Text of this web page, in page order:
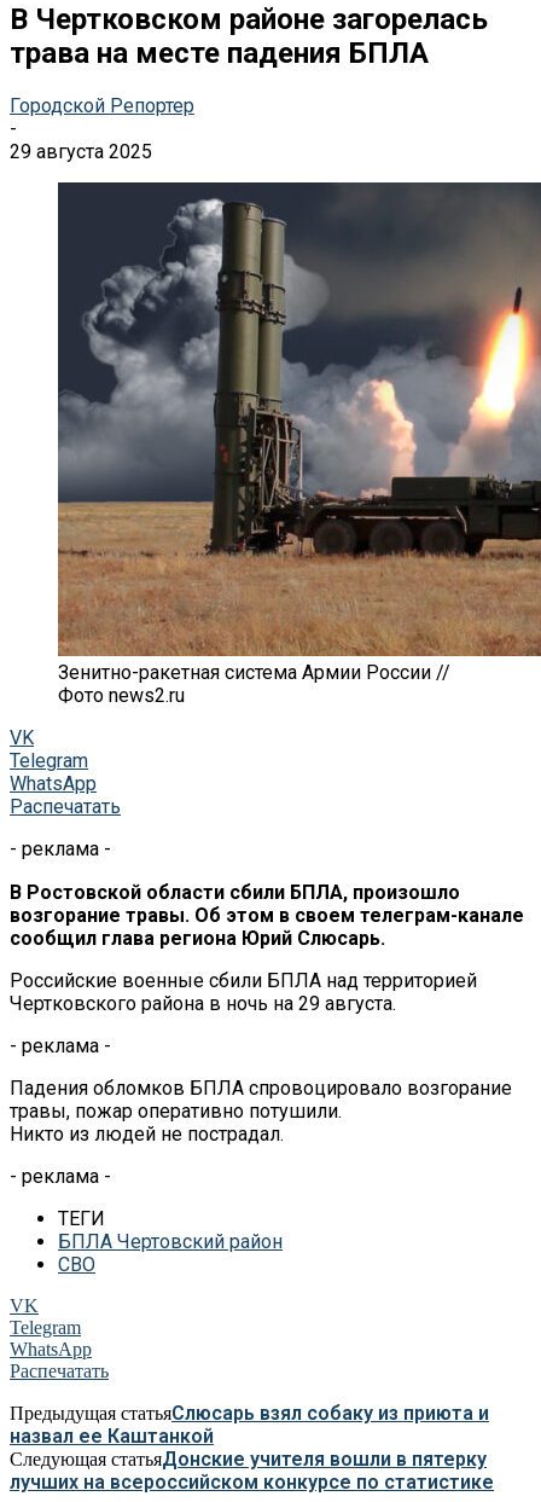
В Чертковском районе загорелась
трава на месте падения БПЛА
Городской Репортер
-
29 августа 2025
Зенитно-ракетная система Армии России //
Фото news2.ru
VK
Telegram
WhatsApp
Распечатать
- реклама -
В Ростовской области сбили БПЛА, произошло
возгорание травы. Об этом в своем телеграм-канале
сообщил глава региона Юрий Слюсарь.
Российские военные сбили БПЛА над территорией
Чертковского района в ночь на 29 августа.
- реклама -
Падения обломков БПЛА спровоцировало возгорание
травы, пожар оперативно потушили.
Никто из людей не пострадал.
- реклама -
ТЕГИ
БПЛА Чертовский район
СВО
VK
Telegram
WhatsApp
Распечатать
Предыдущая статьяСлюсарь взял собаку из приюта и
назвал ее Каштанкой
Следующая статьяДонские учителя вошли в пятерку
лучших на всероссийском конкурсе по статистике